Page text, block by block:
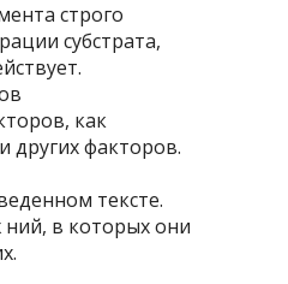
строго
субстрата,
как
других факторов.
тексте.
в которых они